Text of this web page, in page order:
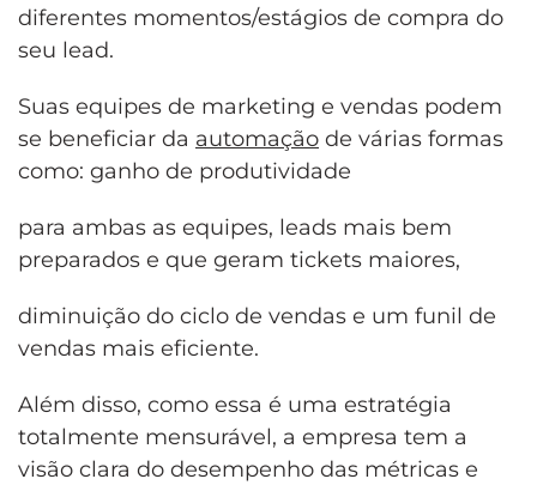
diferentes momentos/estágios de compra do
seu lead.
Suas equipes de marketing e vendas podem
se beneficiar da automação de várias formas
como: ganho de produtividade
para ambas as equipes, leads mais bem
preparados e que geram tickets maiores,
diminuição do ciclo de vendas e um funil de
vendas mais eficiente.
Além disso, como essa é uma estratégia
totalmente mensurável, a empresa tem a
visão clara do desempenho das métricas e